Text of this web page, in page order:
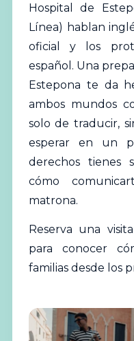
Hospital de
Línea) hablan
oficial y los
español. Una
Estepona te da
ambos mundos
solo de traducir,
esperar en un
derechos tienes
cómo
matrona.
Reserva una
para conocer
familias desde los